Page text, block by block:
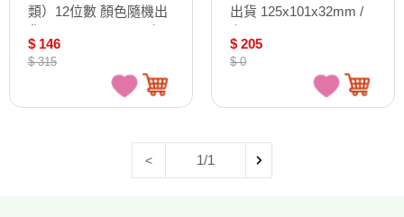
類）12位數 顏色隨機出
MS-20GT（EM-20）
$ 146
$ 315
出貨 125x101x32mm /
$ 205
$ 0
< 1/1